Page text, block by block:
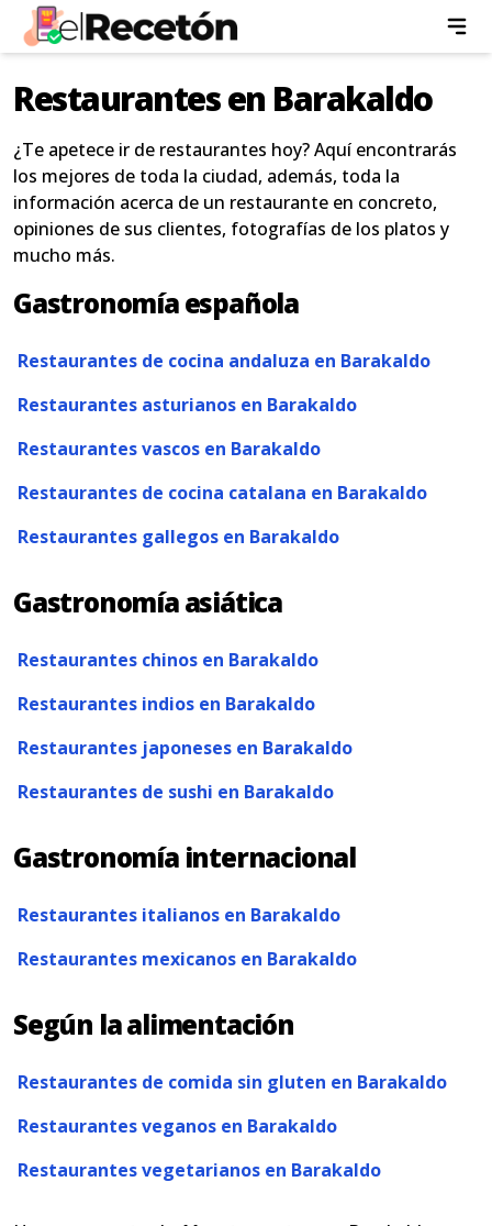
Restaurantes en Barakaldo
¿Te apetece ir de restaurantes hoy? Aquí encontrarás
los mejores de toda la ciudad, además, toda la
información acerca de un restaurante en concreto,
opiniones de sus clientes, fotografías de los platos y
mucho más.
Gastronomía española
Restaurantes de cocina andaluza en Barakaldo
Restaurantes asturianos en Barakaldo
Restaurantes vascos en Barakaldo
Restaurantes de cocina catalana en Barakaldo
Restaurantes gallegos en Barakaldo
Gastronomía asiática
Restaurantes chinos en Barakaldo
Restaurantes indios en Barakaldo
Restaurantes japoneses en Barakaldo
Restaurantes de sushi en Barakaldo
Gastronomía internacional
Restaurantes italianos en Barakaldo
Restaurantes mexicanos en Barakaldo
Según la alimentación
Restaurantes de comida sin gluten en Barakaldo
Restaurantes veganos en Barakaldo
Restaurantes vegetarianos en Barakaldo